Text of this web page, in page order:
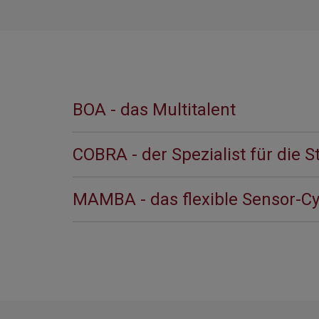
BOA - das Multitalent
COBRA - der Spezialist für die
MAMBA - das flexible Sensor-